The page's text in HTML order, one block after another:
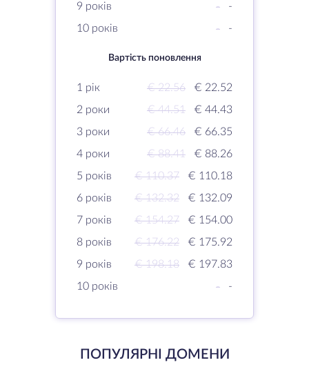
9 років
-
-
10 років
- -
Вартість поновлення
1 рік € 22.56
€ 22.52
2 роки
€ 44.51
€ 44.43
3 роки
€ 66.46
€ 66.35
4 роки
€ 88.41
€ 88.26
5 років
€ 110.37
€ 110.18
6 років
€ 132.32
€ 132.09
7 років
€ 154.27
€ 154.00
8 років
€ 176.22
€ 175.92
9 років
€ 198.18
€ 197.83
10 років
- -
ПОПУЛЯРНІ ДОМЕНИ